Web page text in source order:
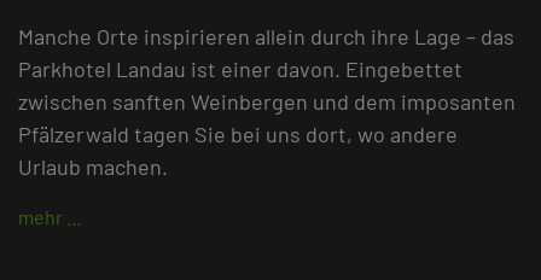
Manche Orte inspirieren allein durch ihre Lage – das
Parkhotel Landau ist einer davon. Eingebettet
zwischen sanften Weinbergen und dem imposanten
Pfälzerwald tagen Sie bei uns dort, wo andere
Urlaub machen.
mehr …